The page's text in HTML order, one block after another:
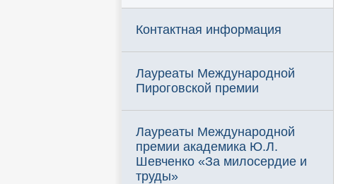
Контактная информация
Лауреаты Международной
Пироговской премии
Лауреаты Международной
премии академика Ю.Л.
Шевченко «За милосердие и
труды»